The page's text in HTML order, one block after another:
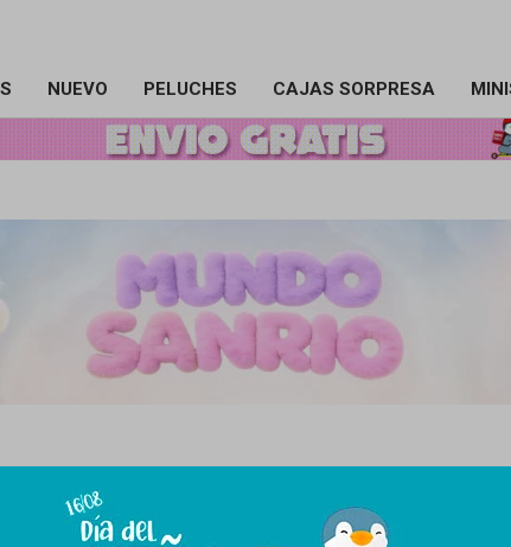
NUEVO PELUCHES CAJAS SORPRESA
de nuestro catálogo.